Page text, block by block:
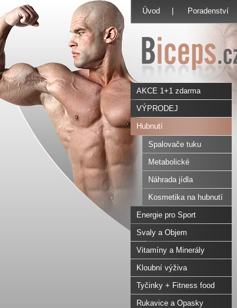
Úvod Poradenství
AKCE 1+1 zdarma
VÝPRODEJ
Hubnutí
Spalovače tuku
Metabolické
odbourávací tuku
Náhrada jídla
Kosmetika na hubnutí
Energie pro Sport
Svaly a Objem
Vitamíny a Minerály
Kloubní výživa
Tyčinky + Fitness food
Rukavice a Opasky